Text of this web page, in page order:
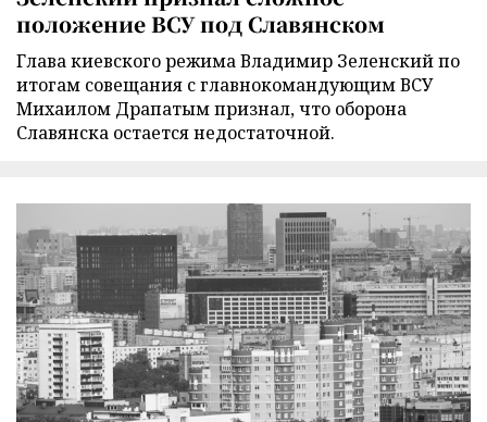
положение ВСУ под Славянском
Глава киевского режима Владимир Зеленский по
итогам совещания с главнокомандующим ВСУ
Михаилом Драпатым признал, что оборона
Славянска остается недостаточной.